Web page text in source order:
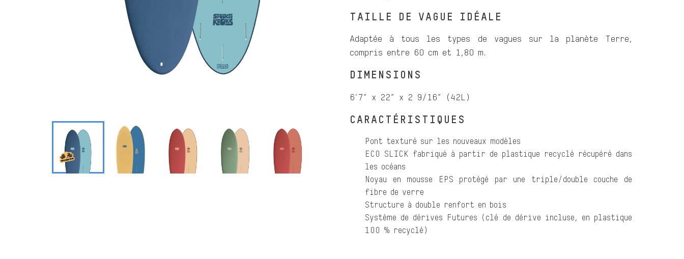
TAILLE DE VAGUE IDÉALE
Adaptée à tous les types de vagues sur la planète Terre,
compris entre 60 cm et 1,80 m.
DIMENSIONS
6’7” x 22” x 2 9/16” (42L)
CARACTÉRISTIQUES
Pont texturé sur les nouveaux modèles
ECO SLICK fabriqué à partir de plastique recyclé récupéré dans
les océans
Noyau en mousse EPS protégé par une triple/double couche de
fibre de verre
Structure à double renfort en bois
Système de dérives Futures (clé de dérive incluse, en plastique
100 % recyclé)